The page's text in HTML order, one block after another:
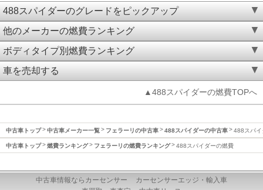
488スパイダーのグレードをピックアップ
他のメーカーの燃費ランキング
ボディタイプ別燃費ランキング
車を売却する
▲488スパイダーの燃費TOPへ
中古車トップ 中古車メーカー一覧 フェラーリの中古車 488スパイダーの中古車 488スパイ
中古車トップ 燃費ランキング フェラーリの燃費ランキング 488スパイダーの燃費
中古車情報ならカーセンサー
カーセンサーエッジ・輸入車